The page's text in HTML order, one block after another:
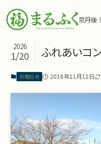
京丹後
ふれあいコ
2026
1/20
お知らせ 2016年11月11日